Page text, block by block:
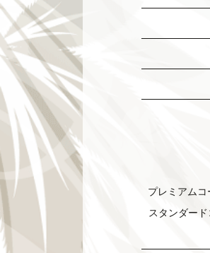
プレミアム
スタンダー